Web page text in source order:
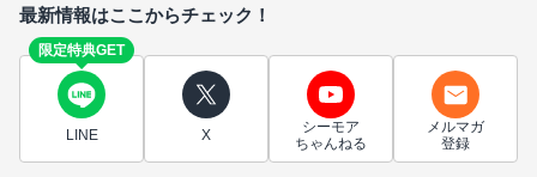
最新情報はここからチェック！
限定特典GET
LINE X
シーモア
ちゃんねる
メルマガ
登録